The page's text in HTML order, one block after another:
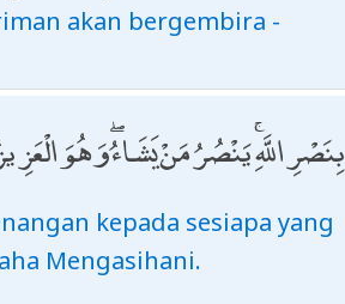
akan bergembira -
بِنَصْرِ اللَّهِ ۚ يَنْصُرُ مَنْ يَشَاءُ ۖ وَهُوَ
kepada sesiapa yang
Mengasihani.